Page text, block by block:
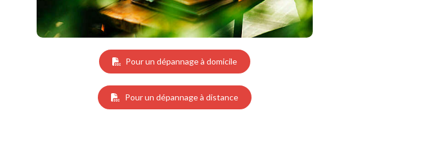
Pour un dépannage à domicile
Pour un dépannage à distance